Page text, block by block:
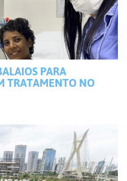
PARA
TRATAMENTO NO